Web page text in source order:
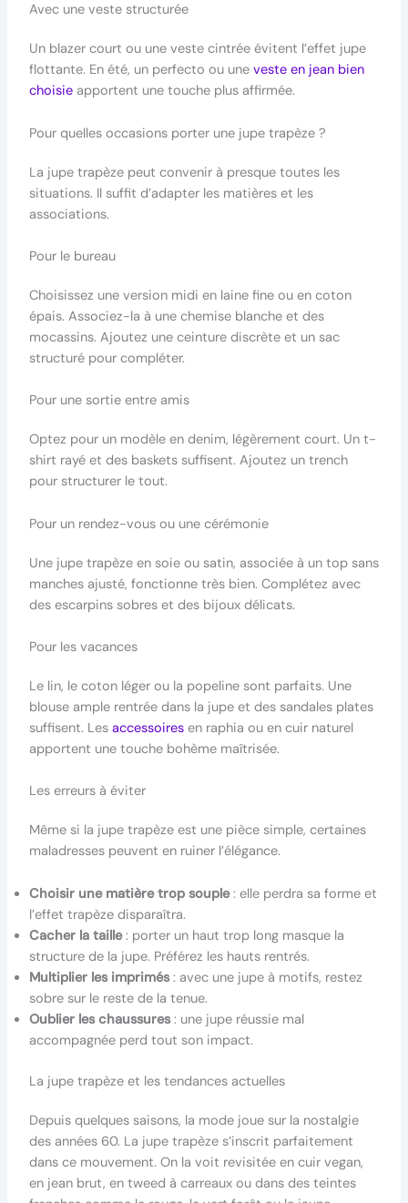
Avec une veste structurée
Un blazer court ou une veste cintrée évitent l’effet jupe
flottante. En été, un perfecto ou une veste en jean bien
choisieapportent une touche plus affirmée.
Pour quelles occasions porter une jupe trapèze ?
La jupe trapèze peut convenir à presque toutes les
situations. Il suffit d’adapter les matières et les
associations.
Pour le bureau
Choisissez une version midi en laine fine ou en coton
épais. Associez-la à une chemise blanche et des
mocassins. Ajoutez une ceinture discrète et un sac
structuré pour compléter.
Pour une sortie entre amis
Optez pour un modèle en denim, légèrement court. Un t-
shirt rayé et des baskets suffisent. Ajoutez un trench
pour structurer le tout.
Pour un rendez-vous ou une cérémonie
Une jupe trapèze en soie ou satin, associée à un top sans
manches ajusté, fonctionne très bien. Complétez avec
des escarpins sobres et des bijoux délicats.
Pour les vacances
Le lin, le coton léger ou la popeline sont parfaits. Une
blouse ample rentrée dans la jupe et des sandales plates
suffisent. Les accessoiresen raphia ou en cuir naturel
apportent une touche bohème maîtrisée.
Les erreurs à éviter
Même si la jupe trapèze est une pièce simple, certaines
maladresses peuvent en ruiner l’élégance.
Choisir une matière trop souple: elle perdra sa forme et
l’effet trapèze disparaîtra.
Cacher la taille: porter un haut trop long masque la
structure de la jupe. Préférez les hauts rentrés.
Multiplier les imprimés: avec une jupe à motifs, restez
sobre sur le reste de la tenue.
Oublier les chaussures: une jupe réussie mal
accompagnée perd tout son impact.
La jupe trapèze et les tendances actuelles
Depuis quelques saisons, la mode joue sur la nostalgie
des années 60. La jupe trapèze s’inscrit parfaitement
dans ce mouvement. On la voit revisitée en cuir vegan,
en jean brut, en tweed à carreaux ou dans des teintes